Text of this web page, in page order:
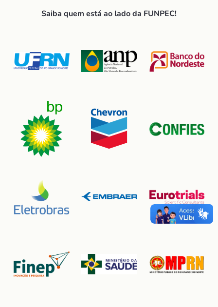
Saiba quem está ao lado da FUNPEC!